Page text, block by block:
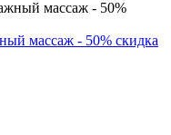
массаж - 50% скидка